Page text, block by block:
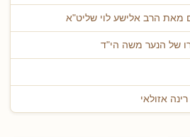
מאת הרב אלישע לוי שליט"א
של הנער משה הי"ד
אזולאי